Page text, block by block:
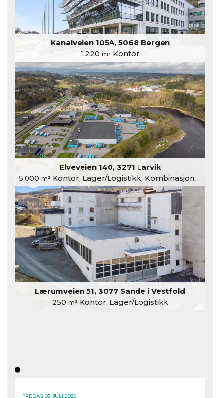
Kanalveien 105A, 5068 Bergen
1.220 m² Kontor
Elveveien 140, 3271 Larvik
5.000 m²Kontor, Lager/Logistikk, Kombinasjonslokaler
Lærumveien 51, 3077 Sande i Vestfold
250 m²Kontor, Lager/Logistikk
FREDAG 03. JULI 2026